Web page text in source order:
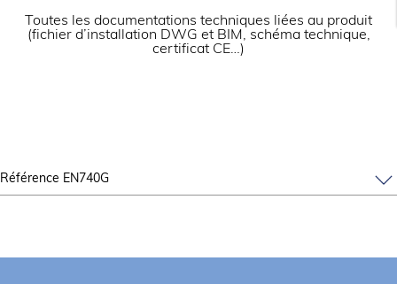
Toutes les documentations techniques liées au produit
(fichier d’installation DWG et BIM, schéma technique,
certificat CE…)
Référence EN740G